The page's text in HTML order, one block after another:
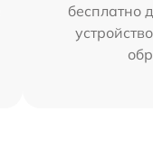
бесплатно